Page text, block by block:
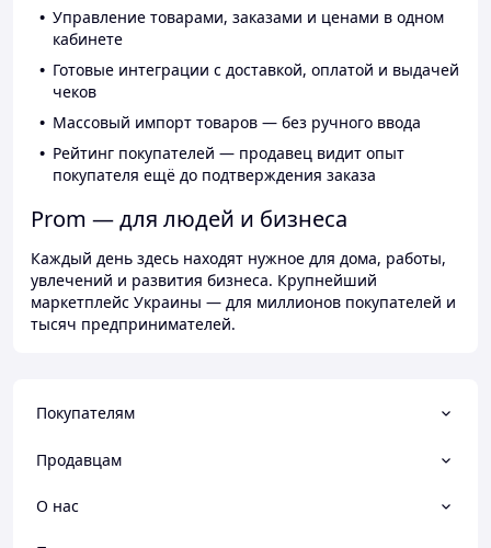
Управление товарами, заказами и ценами в одном
кабинете
Готовые интеграции с доставкой, оплатой и выдачей
чеков
Массовый импорт товаров — без ручного ввода
Рейтинг покупателей — продавец видит опыт
покупателя ещё до подтверждения заказа
Prom — для людей и бизнеса
Каждый день здесь находят нужное для дома, работы,
увлечений и развития бизнеса. Крупнейший
маркетплейс Украины — для миллионов покупателей и
тысяч предпринимателей.
Покупателям
Продавцам
О нас